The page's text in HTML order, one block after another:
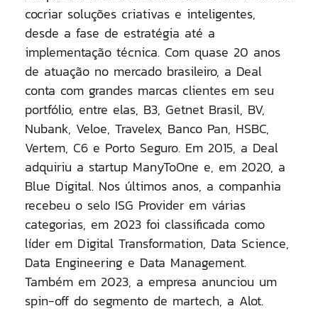
cocriar soluções criativas e inteligentes,
desde a fase de estratégia até a
implementação técnica. Com quase 20 anos
de atuação no mercado brasileiro, a Deal
conta com grandes marcas clientes em seu
portfólio, entre elas, B3, Getnet Brasil, BV,
Nubank, Veloe, Travelex, Banco Pan, HSBC,
Vertem, C6 e Porto Seguro. Em 2015, a Deal
adquiriu a startup ManyToOne e, em 2020, a
Blue Digital. Nos últimos anos, a companhia
recebeu o selo ISG Provider em várias
categorias, em 2023 foi classificada como
líder em Digital Transformation, Data Science,
Data Engineering e Data Management.
Também em 2023, a empresa anunciou um
spin-off do segmento de martech, a Alot.